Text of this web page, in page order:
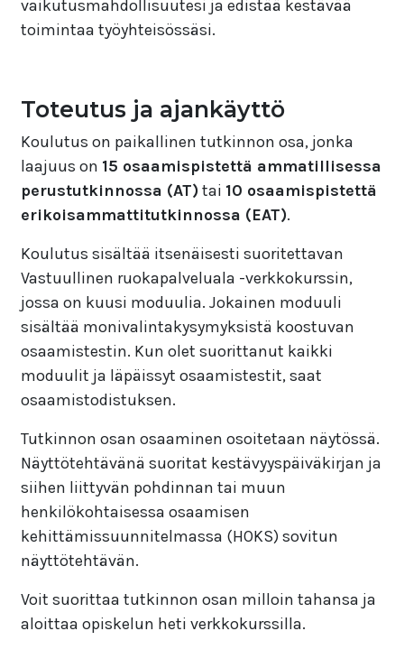
vaikutusmahdollisuutesi ja edistää kestävää
toimintaa työyhteisössäsi.
Toteutus ja ajankäyttö
Koulutus on paikallinen tutkinnon osa, jonka
laajuus on 15 osaamispistettä ammatillisessa
perustutkinnossa (AT)tai 10 osaamispistettä
erikoisammattitutkinnossa (EAT).
Koulutus sisältää itsenäisesti suoritettavan
Vastuullinen ruokapalveluala -verkkokurssin,
jossa on kuusi moduulia. Jokainen moduuli
sisältää monivalintakysymyksistä koostuvan
osaamistestin. Kun olet suorittanut kaikki
moduulit ja läpäissyt osaamistestit, saat
osaamistodistuksen.
Tutkinnon osan osaaminen osoitetaan näytössä.
Näyttötehtävänä suoritat kestävyyspäiväkirjan ja
siihen liittyvän pohdinnan tai muun
henkilökohtaisessa osaamisen
kehittämissuunnitelmassa (HOKS) sovitun
näyttötehtävän.
Voit suorittaa tutkinnon osan milloin tahansa ja
aloittaa opiskelun heti verkkokurssilla.